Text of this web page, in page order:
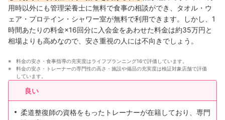
用時以外にも管理栄養士に無料で食事の相談ができ、タオル・ウ
ェア・プロテイン・シャワー室が無料で利用できます。しかし、1
時間あたりの料金×16回分に入会金をあわせた料金は約35万円と
相場よりも高めなので、安さ重視の人には不向きでしょう。
料金の安さ・食事指導の充実度はライフプランニング16で評価しています。
料金の安さ・トレーナーの専門性の高さ・施設や備品の充実度は検証対象店舗で評価
しています。
良い
柔道整復師の資格をもったトレーナーが在籍しており、専門